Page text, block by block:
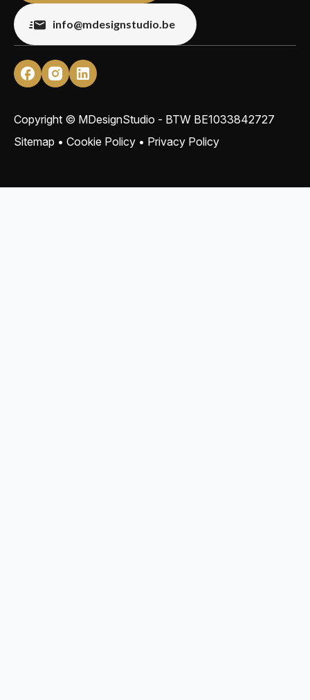
info@mdesignstudio.be
Copyright © MDesignStudio - BTW BE1033842727
Sitemap • Cookie Policy • Privacy Policy